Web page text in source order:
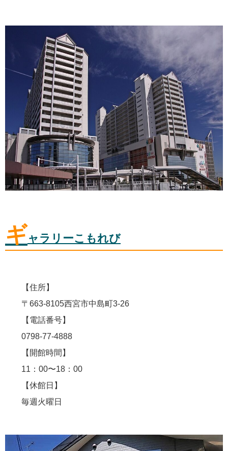
ギャラリーこもれび
【住所】
〒663-8105西宮市中島町3-26
【電話番号】
0798-77-4888
【開館時間】
11：00〜18：00
【休館日】
毎週火曜日